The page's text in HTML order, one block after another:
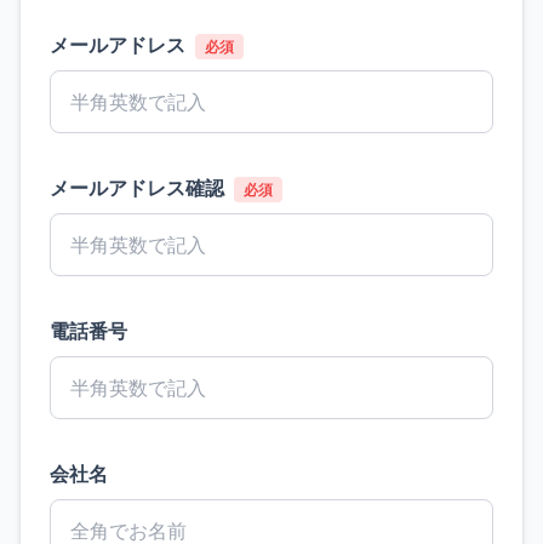
メールアドレス 必須
メールアドレス確認 必須
電話番号
会社名